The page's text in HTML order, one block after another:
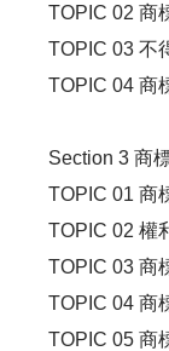
TOPIC 02 商
TOPIC 03
TOPIC 04
Section 3 商
TOPIC 01
TOPIC 02
TOPIC 03
TOPIC 04 商
TOPIC 05 商